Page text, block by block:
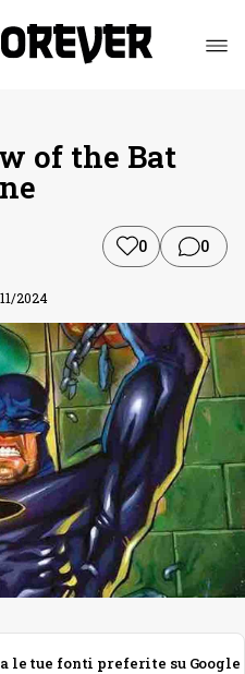
of the Bat
0 0
2024
le tue fonti preferite su Google